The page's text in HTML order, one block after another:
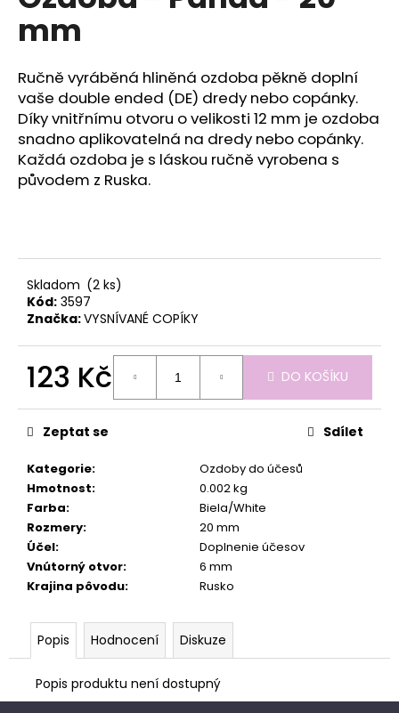
hvězdiček.
mm
Ručně vyráběná hliněná ozdoba pěkně doplní
vaše double ended (DE) dredy nebo copánky.
Díky vnitřnímu otvoru o velikosti 12 mm je ozdoba
snadno aplikovatelná na dredy nebo copánky.
Každá ozdoba je s láskou ručně vyrobena s
původem z Ruska.
Skladom (2 ks)
Kód: 3597
Značka:VYSNÍVANÉ COPÍKY
123 Kč
cena:
DO KOŠÍKU
Kategorie:
Ozdoby do účesů
Hmotnost:
0.002 kg
Farba:
Biela/White
Rozmery:
20 mm
Účel:
Doplnenie účesov
Vnútorný otvor:
6 mm
Krajina pôvodu: Rusko
Zeptat se Sdílet
Popis Hodnocení Diskuze
Popis produktu není dostupný
a
j
í
t
?
D
o
p
o
u
e
m
e